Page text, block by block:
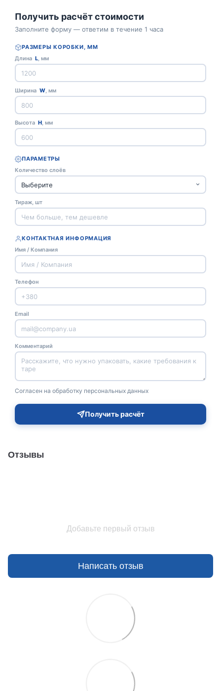
Получить расчёт стоимости
Заполните форму — ответим в течение 1 часа
РАЗМЕРЫ КОРОБКИ, ММ
Длина L, мм
Ширина W, мм
Высота H, мм
ПАРАМЕТРЫ
Количество слоёв
Тираж, шт
КОНТАКТНАЯ ИНФОРМАЦИЯ
Имя / Компания
Телефон
Email
Комментарий
Согласен на обработку персональных данных
Получить расчёт
Отзывы
Добавьте первый отзыв
Написать отзыв